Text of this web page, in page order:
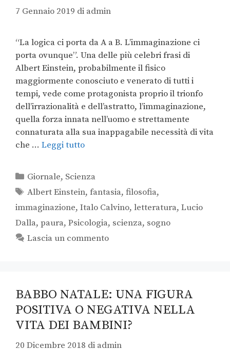
7 Gennaio 2019 di admin
“La logica ci porta da A a B. L’immaginazione ci
porta ovunque”. Una delle più celebri frasi di
Albert Einstein, probabilmente il fisico
maggiormente conosciuto e venerato di tutti i
tempi, vede come protagonista proprio il trionfo
dell’irrazionalità e dell’astratto, l’immaginazione,
quella forza innata nell’uomo e strettamente
connaturata alla sua inappagabile necessità di vita
che … Leggi tutto
Giornale, Scienza
Albert Einstein,fantasia,filosofia,
immaginazione, Italo Calvino, letteratura, Lucio
Dalla, paura, Psicologia, scienza, sogno
Lascia un commento
BABBO NATALE: UNA FIGURA
POSITIVA O NEGATIVA NELLA
VITA DEI BAMBINI?
20 Dicembre 2018 di admin